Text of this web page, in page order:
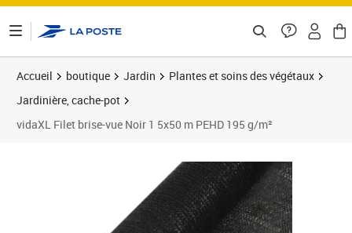
Accueil boutique Jardin
Plantes et soins des végétaux
Jardinière, cache-pot
vidaXL Filet brise-vue Noir 1 5x50 m PEHD 195 g/m²